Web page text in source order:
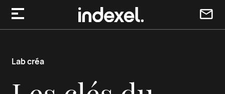
Aller au contenu
Lab créa